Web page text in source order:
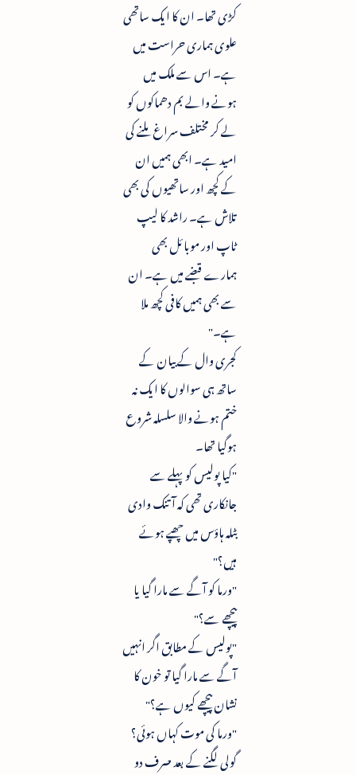
کڑی تھا۔ ان کا ایک ساتھی
علوی ہماری حراست میں
ہے۔ اس سے ملک میں
ہونے والے بم دھماکوں کو
لے کر مختلف سراغ ملنے کی
امید ہے۔ ابھی ہمیں ان
کے کچھ اور ساتھیوں کی بھی
تلاش ہے۔ راشد کا لیپ
ٹاپ اور موبائل بھی
ہمارے قبضے میں ہے۔ ان
سے بھی ہمیں کافی کچھ ملا
ہے۔"
کجری وال کے بیان کے
ساتھ ہی سوالوں کا ایک نہ
ختم ہونے والا سلسلہ شروع
ہوگیا تھا۔
"کیا پولیس کو پہلے سے
جانکاری تھی کہ آتنک وادی
بٹلہ ہاؤس میں چھپے ہوئے
ہیں؟"
"ورما کو آگے سے مارا گیا یا
پیچھے سے؟"
"پولیس کے مطابق اگر انہیں
آگے سے مارا گیا تو خون کا
نشان پیچھے کیوں ہے؟"
"ورما کی موت کہاں ہوئی؟
گولی لگنے کے بعد صرف دو